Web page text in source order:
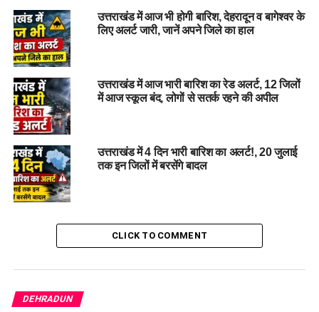
UP NEXT
देहरादून: स्कूल में दिव्यांग बच्चों के साथ मारपीट और यौन उत्पीड़न,
वार्डन गिरफ्तार…
DON'T MISS
सीमा की शेरनी बनीं नेहा भंडारी, ऑपरेशन सिंदूर में निभाई बड़ी भूमिका,
सेना ने किया सम्मानित…
उत्तराखंड में आज भी होगी बारिश, देहरादून व बागेश्वर के
लिए अलर्ट जारी, जानें अपने जिले का हाल
उत्तराखंड में आज भारी बारिश का रेड अलर्ट, 12 जिलों
में आज स्कूल बंद, लोगों से सतर्क रहने की अपील
उत्तराखंड में 4 दिन भारी बारिश का अलर्ट!, 20 जुलाई
तक इन जिलों में बरसेंगे बादल
CLICK TO COMMENT
DEHRADUN